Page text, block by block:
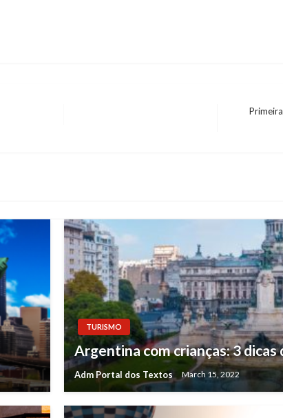
TURISMO
Argentina com crianças: 3 dicas
Adm Portal dos Textos March 15, 2022